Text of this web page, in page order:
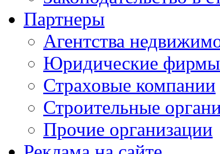
Партнеры
Агентства
Юридические фирмы
Страховые компании
Строительные
Прочие организации